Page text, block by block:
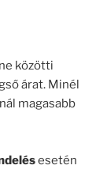
közötti
árat. Minél
magasabb
esetén